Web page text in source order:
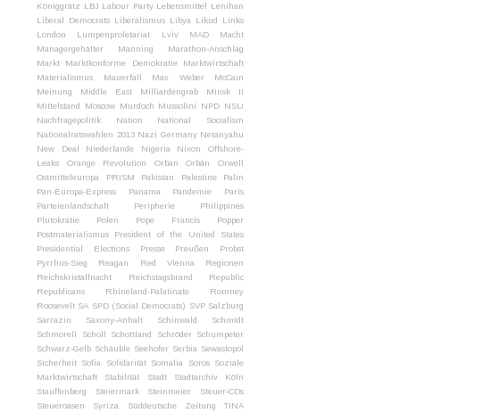
Königgrätz LBJ Labour Party Lebensmittel Lenihan
Liberal Democrats Liberalismus Libya Likud
Links
London
Lumpenproletariat Lviv MAD
Macht
Managergehälter
Manning
Marathon-Anschlag
Markt
Marktkonforme Demokratie
Marktwirtschaft
Materialismus
Mauerfall Max Weber
McCain
Meinung
Middle East Milliardengrab
Minsk II
Mittelstand
Moscow Murdoch Mussolini NPD NSU
Nachfragepolitik
Nation
National Socialism
Nationalratswahlen 2013 Nazi Germany Netanyahu
New Deal
Niederlande Nigeria Nixon
Offshore-
Leaks
Orange Revolution Orban Orbán
Orwell
Ostmitteleuropa
PRISM Pakistan Palestine
Palin
Pan-Europa-Express
Panama Pandemie
Paris
Parteienlandschaft
Peripherie
Philippines
Plutokratie
Polen Pope Francis
Popper
Postmaterialismus
President of the United States
Presidential Elections
Presse Preußen
Probst
Pyrrhus-Sieg
Reagan Red Vienna
Regionen
Reichskristallnacht
Reichstagsbrand
Republic
Republicans
Rhineland-Palatinate
Romney
Roosevelt SA SPD (Social Democrats) SVP Salzburg
Sarrazin
Saxony-Anhalt Schinwald
Schmidt
Schmorell
Scholl Schottland Schröder Schumpeter
Schwarz-Gelb Schäuble Seehofer Serbia Sewastopol
Sicherheit Sofia Solidarität Somalia Soros Soziale
Marktwirtschaft
Stabilität Stadt
Stadtarchiv Köln
Stauffenberg
Steiermark Steinmeier
Steuer-CDs
Steueroasen
Syriza Süddeutsche Zeitung TINA